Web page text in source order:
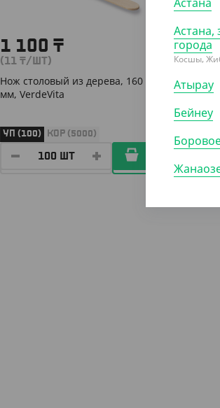
1 100 ₸
(11 ₸/ШТ)
Нож столовый из дерева, 160
мм, VerdeVita
УП (100) КОР (5000)
380
(7.60₸
Нож
Астана,
города
Косшы,
Атырау
Бейнеу